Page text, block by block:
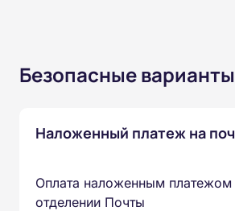
Безопасные
Наложенный платеж на
Оплата наложенным платежом
отделении Почты